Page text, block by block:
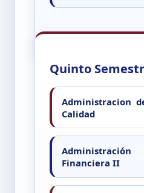
Quinto
Administracion
Calidad
Administración
Financiera II